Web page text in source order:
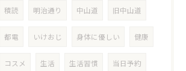
積読 明治通り 中山道 旧中山道
都電 いけおじ 身体に優しい 健康
コスメ 生活 生活習慣 当日予約